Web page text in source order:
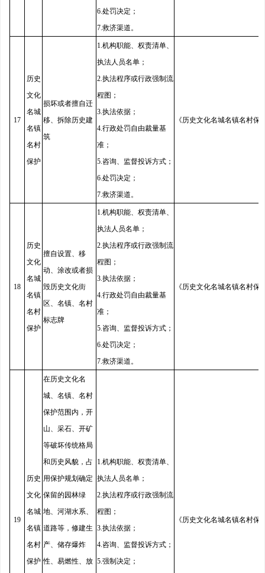
6.处罚决定；
7.救济渠道。
17
历史
文化
名城
名镇
名村
保护
损坏或者擅自迁
移、拆除历史建
筑
1.机构职能、权责清单、
执法人员名单；
2.执法程序或行政强制流
程图；
3.执法依据；
4.行政处罚自由裁量基
准；
5.咨询、监督投诉方式；
6.处罚决定；
7.救济渠道。
《历史文化名城名镇名村保
18
历史
文化
名城
名镇
名村
保护
擅自设置、移
动、涂改或者损
毁历史文化街
区、名镇、名村
标志牌
1.机构职能、权责清单、
执法人员名单；
2.执法程序或行政强制流
程图；
3.执法依据；
4.行政处罚自由裁量基
准；
5.咨询、监督投诉方式；
6.处罚决定；
7.救济渠道。
《历史文化名城名镇名村保
19
历史
文化
名城
名镇
名村
保护
在历史文化名
城、名镇、名村
保护范围内，开
山、采石、开矿
等破坏传统格局
和历史风貌，占
用保护规划确定
保留的园林绿
地、河湖水系、
道路等，修建生
产、储存爆炸
性、易燃性、放
1.机构职能、权责清单、
执法人员名单；
2.执法程序或行政强制流
程图；
3.执法依据；
4.咨询、监督投诉方式；
5.强制决定；
《历史文化名城名镇名村保